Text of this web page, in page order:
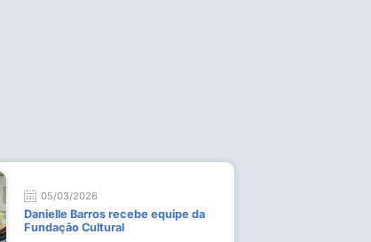
05/03/2026
Danielle Barros recebe equipe da
Fundação Cultural